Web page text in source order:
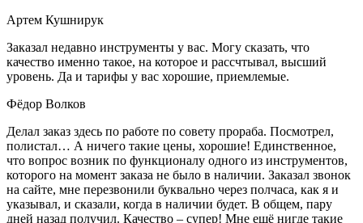
Артем Кушнирук
Заказал недавно инструменты у вас. Могу сказать, что
качество именно такое, на которое и рассчтывал, высший
уровень. Да и тарифы у вас хорошие, приемлемые.
Фёдор Волков
Делал заказ здесь по работе по совету прораба. Посмотрел,
полистал… А ничего такие цены, хорошие! Единственное,
что вопрос возник по функционалу одного из инструментов,
которого на момент заказа не было в наличии. Заказал звонок
на сайте, мне перезвонили буквально через полчаса, как я и
указывал, и сказали, когда в наличии будет. В общем, пару
дней назад получил. Качество – супер! Мне ещё нигде такие